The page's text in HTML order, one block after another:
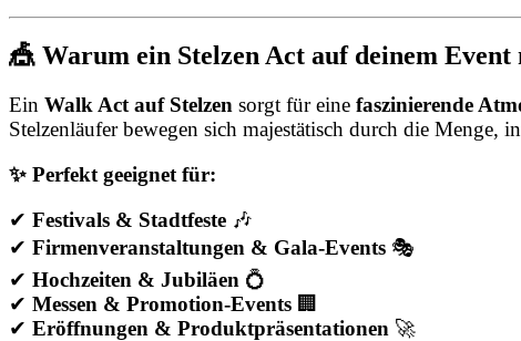
🎪 Warum ein Stelzen Act auf deinem
Ein Walk Act auf Stelzen sorgt für eine faszinierende
Stelzenläufer bewegen sich majestätisch durch die Menge,
✨ Perfekt geeignet für:
✔ Festivals & Stadtfeste 🎶
✔ Firmenveranstaltungen & Gala-Events 🎭
✔ Hochzeiten & Jubiläen 💍
✔ Messen & Promotion-Events 🏢
✔ Eröffnungen & Produktpräsentationen 🚀